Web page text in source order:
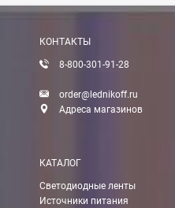
КОНТАКТЫ
8-800-301-91-28
order@lednikoff.ru
Адреса магазинов
КАТАЛОГ
Светодиодные ленты
Источники питания